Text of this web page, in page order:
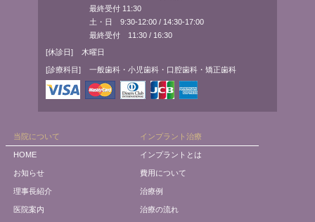
最終受付 11:30
土・日 9:30-12:00 / 14:30-17:00
最終受付 11:30 / 16:30
[休診日] 木曜日
[診療科目] 一般歯科・小児歯科・口腔歯科・矯正歯科
当院について
HOME
お知らせ
理事長紹介
医院案内
インプラント治療
インプラントとは
費用について
治療例
治療の流れ